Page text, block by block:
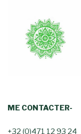
ME CONTACTER-
+32 (0)471 12 93 24